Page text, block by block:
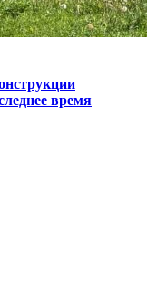
время